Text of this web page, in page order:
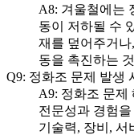
A8: 겨울철에는
동이 저하될 수
재를 덮어주거
동을 촉진하는
Q9: 정화조 문제 발생
A9: 정화조 문제
전문성과 경험
기술력, 장비, 서